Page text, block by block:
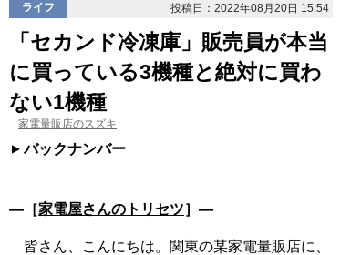
ライフ
投稿日：2022年08月20日 15:54
「セカンド冷凍庫」販売員が本当
に買っている3機種と絶対に買わ
ない1機種
家電量販店のスズキ
バックナンバー
―［家電屋さんのトリセツ］―
皆さん、こんにちは。関東の某家電量販店に、